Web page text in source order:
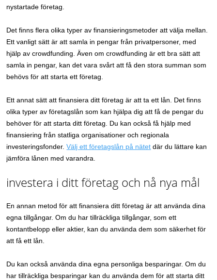
nystartade företag.
Det finns flera olika typer av finansieringsmetoder att välja mellan.
Ett vanligt sätt är att samla in pengar från privatpersoner, med
hjälp av crowdfunding. Även om crowdfunding är ett bra sätt att
samla in pengar, kan det vara svårt att få den stora summan som
behövs för att starta ett företag.
Ett annat sätt att finansiera ditt företag är att ta ett lån. Det finns
olika typer av företagslån som kan hjälpa dig att få de pengar du
behöver för att starta ditt företag. Du kan också få hjälp med
finansiering från statliga organisationer och regionala
investeringsfonder.Välj ett företagslån på nätet där du lättare kan
jämföra lånen med varandra.
investera i ditt företag och nå nya mål
En annan metod för att finansiera ditt företag är att använda dina
egna tillgångar. Om du har tillräckliga tillgångar, som ett
kontantbelopp eller aktier, kan du använda dem som säkerhet för
att få ett lån.
Du kan också använda dina egna personliga besparingar. Om du
har tillräckliga besparingar kan du använda dem för att starta ditt